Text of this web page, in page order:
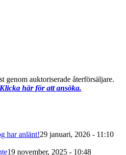
genom auktoriserade återförsäljare.
Klicka här för att ansöka.
har anlänt!29 januari, 2026 - 11:10
19 november, 2025 - 10:48